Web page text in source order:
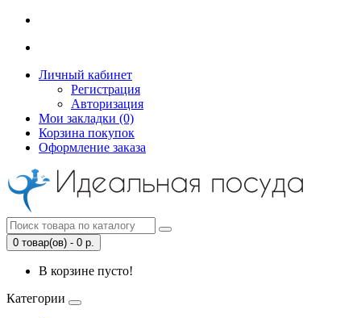
Личный кабинет
Регистрация
Авторизация
Мои закладки (0)
Корзина покупок
Оформление заказа
0 товар(ов) - 0 р.
В корзине пусто!
Категории